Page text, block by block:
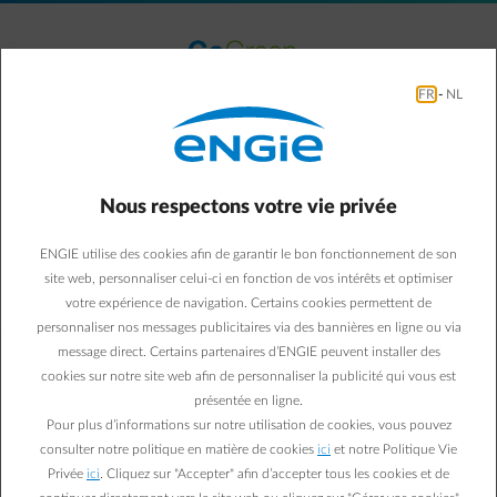
Le parc éolien de Haven Gent
FR - NL
Nous respectons votre vie privée
ENGIE utilise des cookies afin de garantir le bon fonctionnement de son
site web, personnaliser celui-ci en fonction de vos intérêts et optimiser
votre expérience de navigation. Certains cookies permettent de
personnaliser nos messages publicitaires via des bannières en ligne ou via
message direct. Certains partenaires d’ENGIE peuvent installer des
cookies sur notre site web afin de personnaliser la publicité qui vous est
présentée en ligne.
Pour plus d’informations sur notre utilisation de cookies, vous pouvez
consulter notre politique en matière de cookies ici et notre Politique Vie
Privée ici . Cliquez sur "Accepter" afin d’accepter tous les cookies et de